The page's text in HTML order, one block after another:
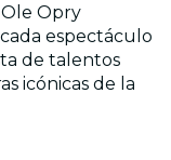
Opry
espectáculo
de talentos
icónicas de la